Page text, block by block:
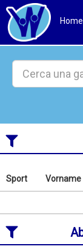
Nach
Name
suchen
ab
Sport Vorname